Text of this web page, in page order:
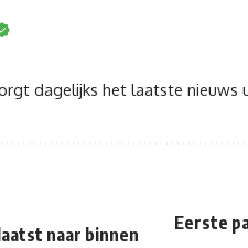
dagelijks het laatste nieuws
naar binnen
Eerste